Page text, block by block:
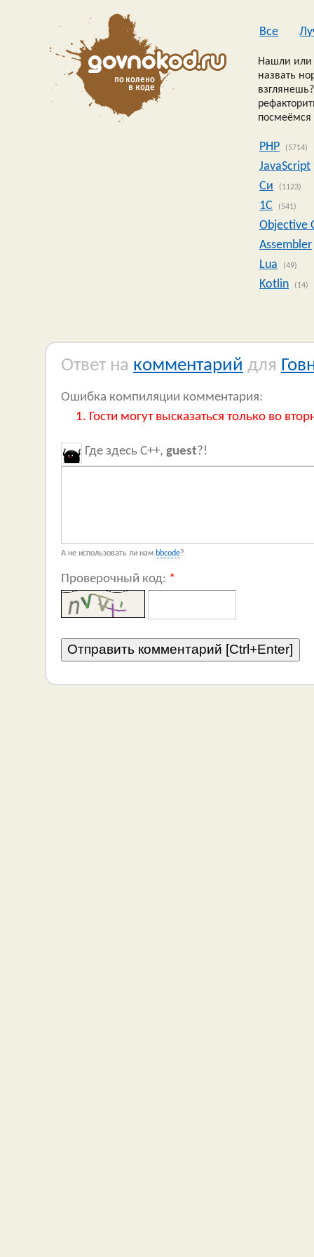
Все
Нашли или
назвать
посмеёмся
PHP (5714)
JavaScript
Си
(1123)
1C (541)
Objective
Assembler
Lua
(49)
Kotlin (14)
Ответ на комментарий для
Ошибка компиляции комментария:
Гости могут высказаться только во
Где здесь C++, guest?!
А не использовать ли нам bbcode?
Проверочный код: *